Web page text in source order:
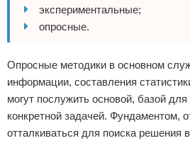
экспериментальные;
опросные.
Опросные методики в основном
информации, составления
могут послужить основой, базой
конкретной задачей. Фундаментом,
отталкиваться для поиска решения